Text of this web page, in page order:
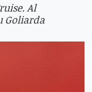
Al
Goliarda